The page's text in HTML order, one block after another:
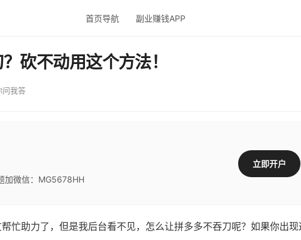
首页导航 副业赚钱APP
砍不动用这个方法！
问我答
加微信：MG5678HH
立即开户
忙助力了，但是我后台看不见，怎么让拼多多不吞刀呢？如果你出现